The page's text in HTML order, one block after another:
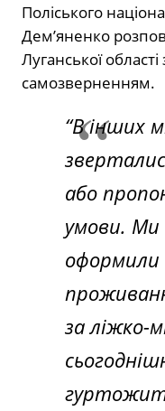
Поліського
Дем’яненко
Луганської
самозверненням.
“В інших
або
умови. Ми
оформили
за ліжко-